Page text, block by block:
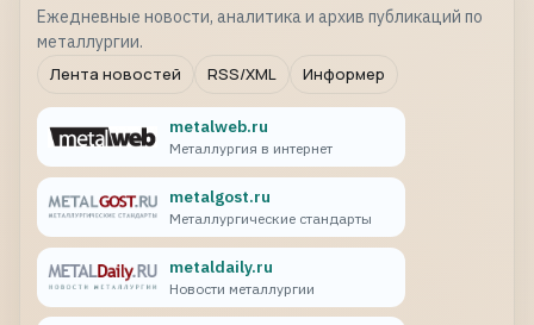
Ежедневные новости, аналитика и архив публикаций по
металлургии.
Лента новостей
RSS/XML Информер
metalweb.ru
Металлургия в интернет
metalgost.ru
Металлургические стандарты
metaldaily.ru
Новости металлургии